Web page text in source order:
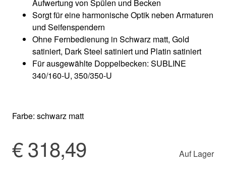
Aufwertung von Spülen und Becken
Sorgt für eine harmonische Optik neben Armaturen
und Seifenspendern
Ohne Fernbedienung in Schwarz matt, Gold
satiniert, Dark Steel satiniert und Platin satiniert
Für ausgewählte Doppelbecken: SUBLINE
340/160-U, 350/350-U
Farbe: schwarz matt
€ 318,49 Auf Lager